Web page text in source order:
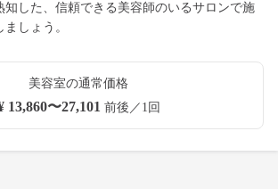
知した、信頼できる美容師のいるサロンで施
しょう。
美容室の通常価格
13,860〜27,101 前後／1回